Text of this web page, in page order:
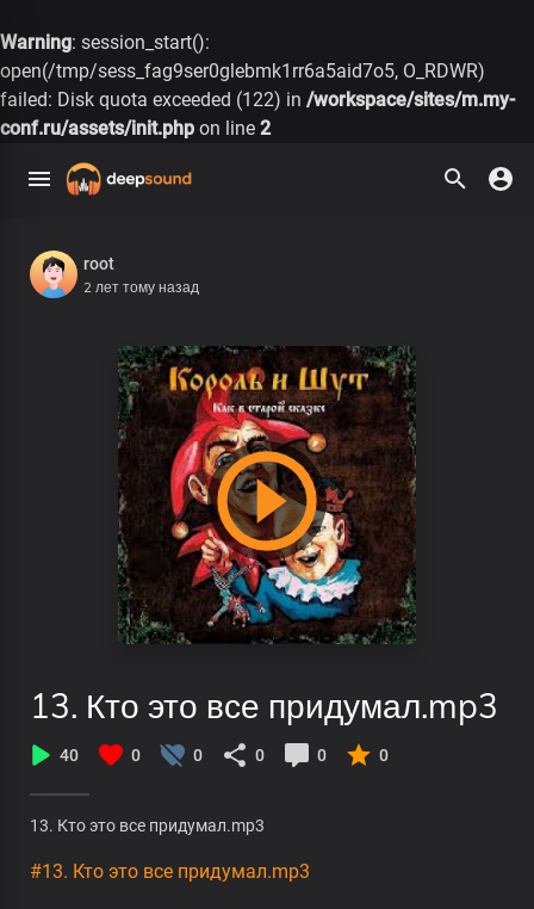
Warning: session_start():
open(/tmp/sess_fag9ser0glebmk1rr6a5aid7o5, O_RDWR)
failed: Disk quota exceeded (122) in /workspace/sites/m.my-
conf.ru/assets/init.php on line 2
root
2 лет тому назад
13. Кто это все придумал.mp3
40 0 0 0 0 0
13. Кто это все придумал.mp3
#13. Кто это все придумал.mp3